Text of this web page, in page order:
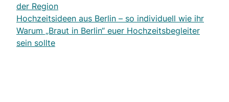
der Region
Hochzeitsideen aus Berlin – so individuell wie ihr
Warum „Braut in Berlin“ euer Hochzeitsbegleiter
sein sollte